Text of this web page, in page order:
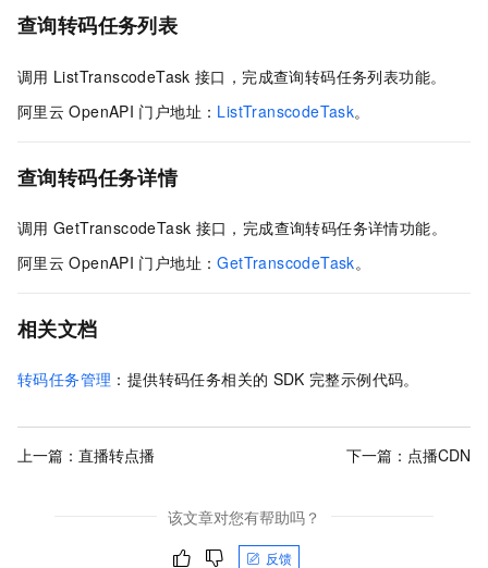
查询转码任务列表
调用 ListTranscodeTask 接口，完成查询转码任务列表功能。
阿里云 OpenAPI 门户地址： ListTranscodeTask。
查询转码任务详情
调用 GetTranscodeTask 接口，完成查询转码任务详情功能。
阿里云 OpenAPI 门户地址：GetTranscodeTask。
相关文档
转码任务管理 ：提供转码任务相关的 SDK 完整示例代码。
上一篇： 直播转点播 下一篇： 点播CDN
该文章对您有帮助吗？
反馈